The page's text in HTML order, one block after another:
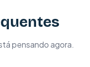
pensando agora.